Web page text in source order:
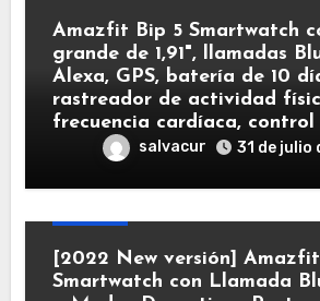
Amazfit Bip 5 Smartwatch
grande de 1,91", llamadas
Alexa, GPS, batería de 10
rastreador de actividad
frecuencia cardíaca, control
salvacur 31 de julio
[2022 New versión]
Smartwatch con Llamada